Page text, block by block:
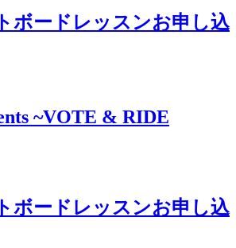
ボードレッスンお申し込
~VOTE & RIDE
ボードレッスンお申し込